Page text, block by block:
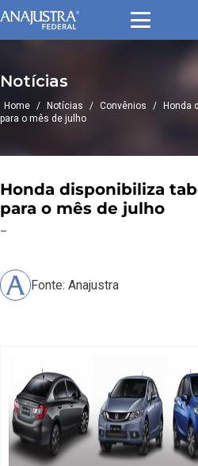
Notícias
Home / Notícias / Convênios /
Honda
para o mês de julho
Honda disponibiliza
para o mês de julho
–
Fonte: Anajustra